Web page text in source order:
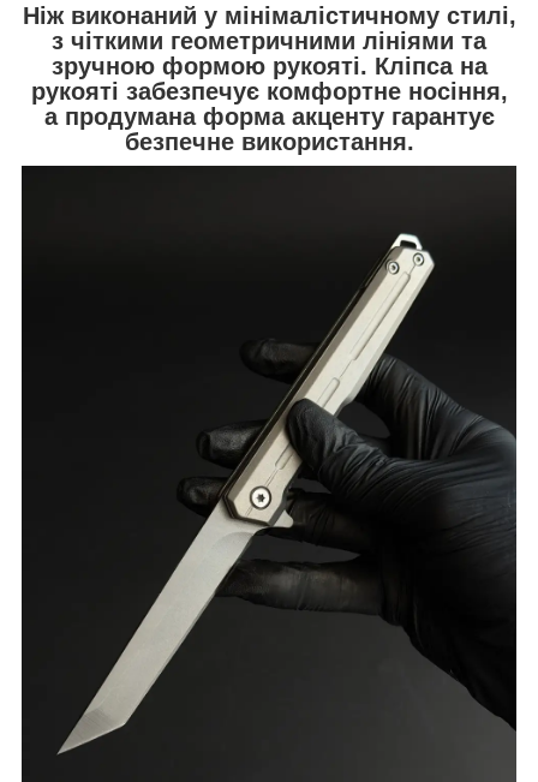
Ніж виконаний у мінімалістичному стилі,
з чіткими геометричними лініями та
зручною формою рукояті. Кліпса на
рукояті забезпечує комфортне носіння,
а продумана форма акценту гарантує
безпечне використання.